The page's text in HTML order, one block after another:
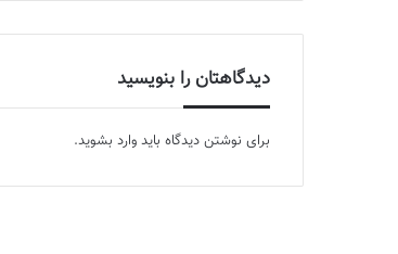
دیدگاهتان را بنویسید
برای نوشتن دیدگاه باید وارد بشوید.